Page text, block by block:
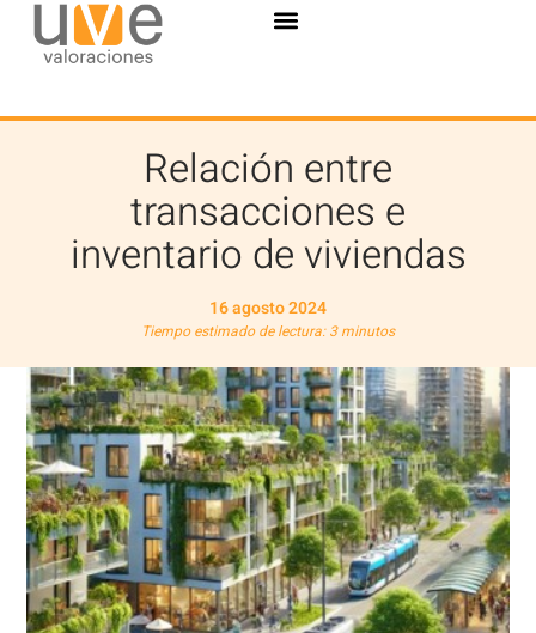
Relación entre
transacciones e
inventario de viviendas
16 agosto 2024
Tiempo estimado de lectura: 3 minutos